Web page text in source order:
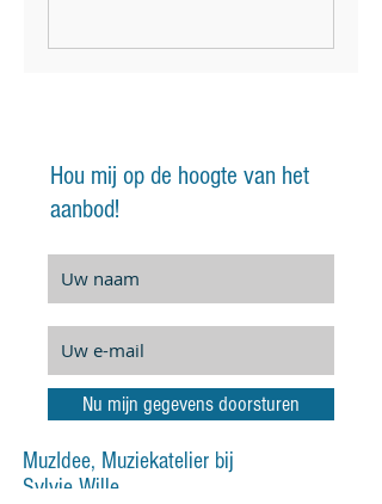
Hou mij op de hoogte van het
aanbod!
Nu mijn gegevens doorsturen
MuzIdee, Muziekatelier bij
Sylvie Wille